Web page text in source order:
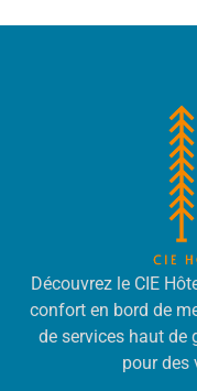
Découvrez le CIE
confort en bord de
de services haut de
pour des